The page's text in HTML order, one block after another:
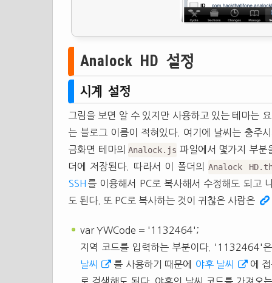
Analock HD 설정
시계 설정
그림을 보면 알 수 있지만 사용하고 있는 테마는
는 블로그 이름이 적혀있다. 여기에 날씨는 충주
금화면 테마의 Analock.js 파일에서 몇가지 부
더에 저장된다. 따라서 이 폴더의 Analock
SSH 를 이용해서 PC로 복사해서 수정해도 되고
도 된다. 또 PC로 복사하는 것이 귀찮은 사람은
var YWCode = '1132464';
지역 코드를 입력하는 부분이다. '1132464'
날씨
를 사용하기 때문에 야후 날씨
에